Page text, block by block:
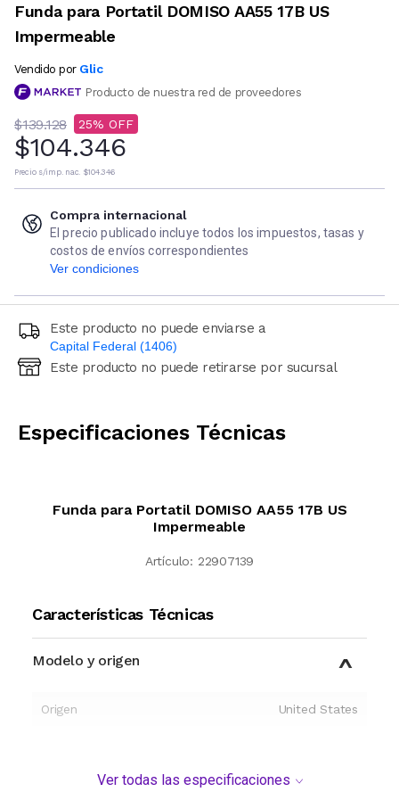
Funda para Portatil DOMISO AA55 17B US
Impermeable
Vendido por Glic
Producto de nuestra red de proveedores
$139.128 25
$104.346
Precio s/imp. nac. $104.346
Compra internacional
El precio publicado incluye todos los impuestos, tasas y
costos de envíos correspondientes
Ver condiciones
Este producto no puede enviarse a
Capital Federal (1406)
Ingresá código postal (sólo números)
Este producto no puede retirarse por sucursal
Especificaciones Técnicas
Funda para Portatil DOMISO AA55 17B US
Impermeable
Artículo: 22907139
Características Técnicas
Modelo y origen
Origen United States
Ver todas las especificaciones